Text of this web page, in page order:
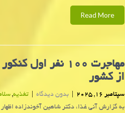
Read More
مهاجرت ۱۰۰ نفر
از کشور
سپتامبر 16, 2025 بدون دیدگاه تغذیه,
به گزارش آنی غذا، دکتر شاهین آخوندزاده